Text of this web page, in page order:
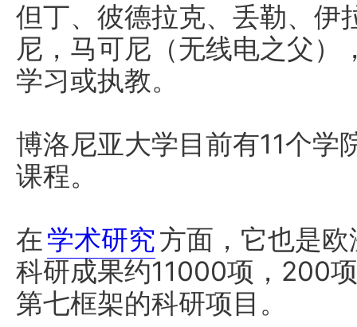
但丁、彼德拉克、丢勒、伊
尼，马可尼（无线电之父）
学习或执教。
博洛尼亚大学目前有11个学
课程。
在学术研究方面，它也是
科研成果约11000项，200
第七框架的科研项目。